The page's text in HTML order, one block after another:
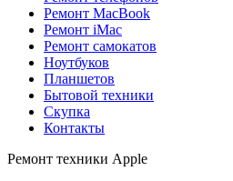
Ремонт MacBook
Ремонт iMac
Ремонт самокатов
Ноутбуков
Планшетов
Бытовой техники
Скупка
Контакты
Ремонт техники Apple